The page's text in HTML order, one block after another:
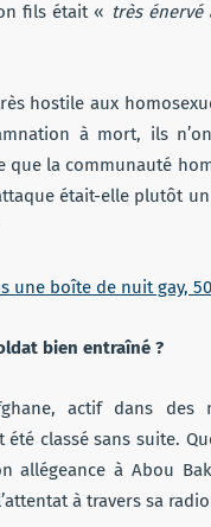
fils était « très énervé
hostile aux
à mort, ils
que la communauté
était-elle plutôt
une boîte de nuit gay,
bien entraîné ?
actif dans
classé sans suite.
allégeance à Abou
à travers sa